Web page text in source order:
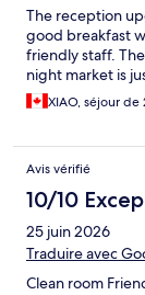
The reception
good breakfast
friendly staff.
night market is
XIAO, séjour de
Avis vérifié
10/10
25 juin 2026
Traduire avec
Clean room